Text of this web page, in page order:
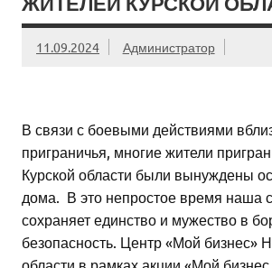
11.09.2024 Администратор
В связи с боевыми действиями
приграничья, многие жители
Курской области были вынуждены
дома. В это непростое время наша
сохраняет единство и мужество в
безопасность. Центр «Мой бизнес»